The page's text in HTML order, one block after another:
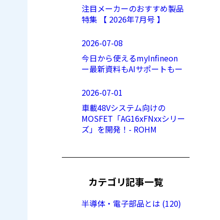
注目メーカーのおすすめ製品
特集 【 2026年7月号 】
2026-07-08
今日から使えるmyInfineon
ー最新資料もAIサポートもー
2026-07-01
車載48Vシステム向けの
MOSFET「AG16xFNxxシリー
ズ」を開発！- ROHM
カテゴリ記事一覧
半導体・電子部品とは (120)